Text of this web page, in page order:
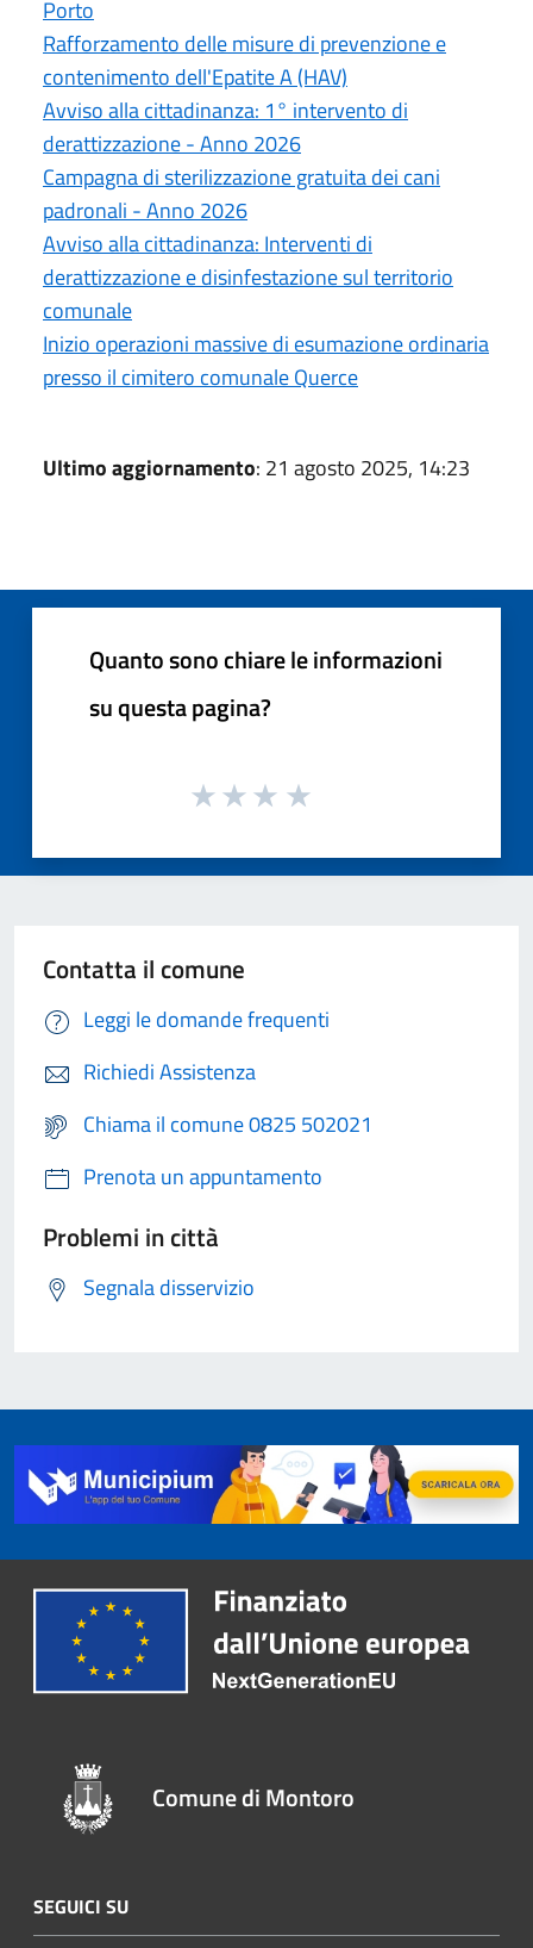
Porto
Rafforzamento delle misure di prevenzione e
contenimento dell'Epatite A (HAV)
Avviso alla cittadinanza: 1° intervento di
derattizzazione - Anno 2026
Campagna di sterilizzazione gratuita dei cani
padronali - Anno 2026
Avviso alla cittadinanza: Interventi di
derattizzazione e disinfestazione sul territorio
comunale
Inizio operazioni massive di esumazione ordinaria
presso il cimitero comunale Querce
Ultimo aggiornamento: 21 agosto 2025, 14:23
Quanto sono chiare le informazioni
su questa pagina?
Contatta il comune
Leggi le domande frequenti
Richiedi Assistenza
Chiama il comune 0825 502021
Prenota un appuntamento
Problemi in città
Segnala disservizio
Comune di Montoro
SEGUICI SU